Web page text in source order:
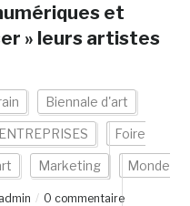
et
» leurs artistes
Biennale d'art
ENTREPRISES Foire
Marketing Monde
admin 0 commentaire